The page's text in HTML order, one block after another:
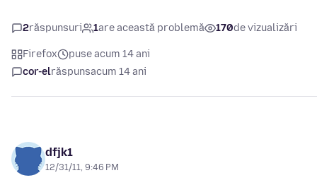
2răspunsuri 1are această problemă 170de vizualizări
Firefox
puse acum 14 ani
cor-elrăspunsacum 14 ani
dfjk1
12/31/11, 9:46 PM